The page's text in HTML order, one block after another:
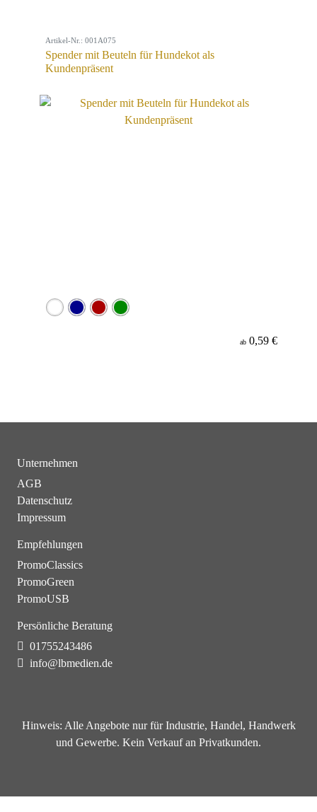
Artikel-Nr.: 001A075
Spender mit Beuteln für Hundekot als
Kundenpräsent
ab 0,59 €
Unternehmen
AGB
Datenschutz
Impressum
Empfehlungen
PromoClassics
PromoGreen
PromoUSB
Persönliche Beratung
01755243486
info@lbmedien.de
Hinweis: Alle Angebote nur für Industrie, Handel, Handwerk
und Gewerbe. Kein Verkauf an Privatkunden.